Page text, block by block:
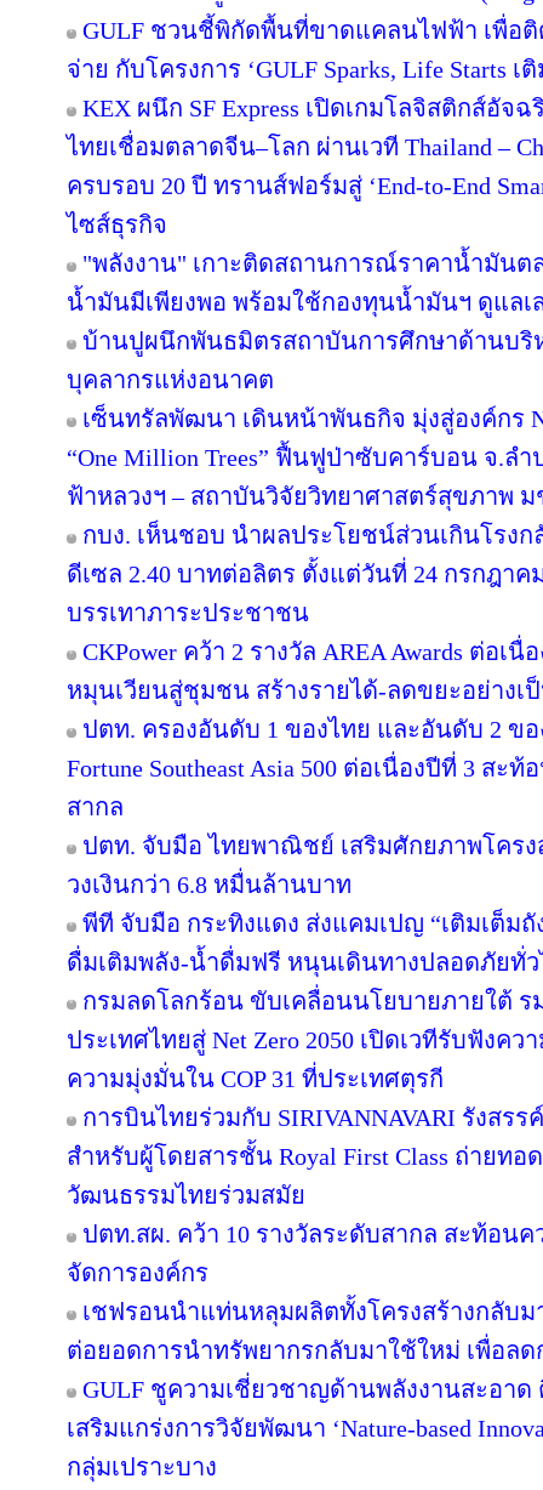
GULF ชวนชี้พิกัดพื้นที่ขาดแคลนไฟฟ้า เพื่อ
จ่าย กับโครงการ ‘GULF Sparks, Life Starts
KEX ผนึก SF Express เปิดเกมโลจิสติกส์อัจ
ไทยเชื่อมตลาดจีน–โลก ผ่านเวที Thailand –
ครบรอบ 20 ปี ทรานส์ฟอร์มสู่ ‘End-to-End
ไซส์ธุรกิจ
"พลังงาน" เกาะติดสถานการณ์ราคาน้ำมันต
น้ำมันมีเพียงพอ พร้อมใช้กองทุนน้ำมันฯ ดูแล
บ้านปูผนึกพันธมิตรสถาบันการศึกษาด้านบริ
บุคลากรแห่งอนาคต
เซ็นทรัลพัฒนา เดินหน้าพันธกิจ มุ่งสู่องค์กร
“One Million Trees” ฟื้นฟูป่าซับคาร์บอน จ.ล
ฟ้าหลวงฯ – สถาบันวิจัยวิทยาศาสตร์สุขภาพ ม
กบง. เห็นชอบ นำผลประโยชน์ส่วนเกินโรง
ดีเซล 2.40 บาทต่อลิตร ตั้งแต่วันที่ 24 กรกฎาค
บรรเทาภาระประชาชน
CKPower คว้า 2 รางวัล AREA Awards ต่อเ
หมุนเวียนสู่ชุมชน สร้างรายได้-ลดขยะอย่างเ
ปตท. ครองอันดับ 1 ของไทย และอันดับ 2 ขอ
Fortune Southeast Asia 500 ต่อเนื่องปีที่ 3 ส
สากล
ปตท. จับมือ ไทยพาณิชย์ เสริมศักยภาพโคร
วงเงินกว่า 6.8 หมื่นล้านบาท
พีที จับมือ กระทิงแดง ส่งแคมเปญ “เติมเต็มถั
ดื่มเติมพลัง-น้ำดื่มฟรี หนุนเดินทางปลอดภัยทั่
กรมลดโลกร้อน ขับเคลื่อนนโยบายภายใต้ ร
ประเทศไทยสู่ Net Zero 2050 เปิดเวทีรับฟัง
ความมุ่งมั่นใน COP 31 ที่ประเทศตุรกี
การบินไทยร่วมกับ SIRIVANNAVARI รังสร
สำหรับผู้โดยสารชั้น Royal First Class ถ่ายท
วัฒนธรรมไทยร่วมสมัย
ปตท.สผ. คว้า 10 รางวัลระดับสากล สะท้อน
จัดการองค์กร
เชฟรอนนำแท่นหลุมผลิตทั้งโครงสร้างกลับ
ต่อยอดการนำทรัพยากรกลับมาใช้ใหม่ เพื่อล
GULF ชูความเชี่ยวชาญด้านพลังงานสะอา
เสริมแกร่งการวิจัยพัฒนา ‘Nature-based
กลุ่มเปราะบาง